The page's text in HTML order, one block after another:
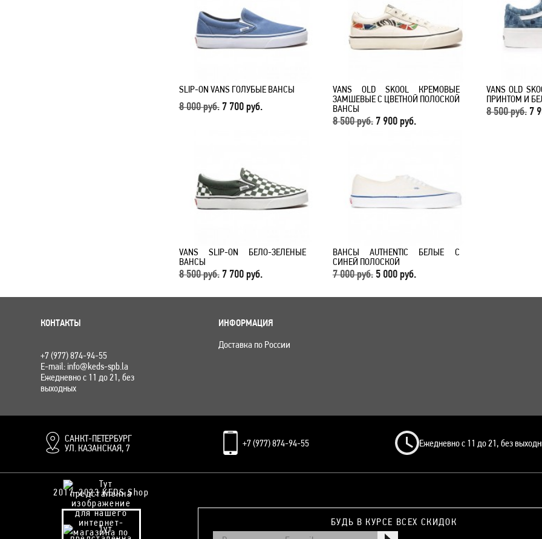
SLIP-ON VANS ГОЛУБЫЕ ВАНСЫ
8 000 руб. 7 700 руб.
VANS OLD SKOOL КРЕМОВЫЕ
ЗАМШЕВЫЕ С ЦВЕТНОЙ ПОЛОСКОЙ
ВАНСЫ
8 500 руб. 7 900 руб.
VANS OLD
ПРИНТОМ И
8 500 руб. 7
VANS SLIP-ON БЕЛО-ЗЕЛЕНЫЕ
ВАНСЫ
8 500 руб. 7 700 руб.
ВАНСЫ AUTHENTIC БЕЛЫЕ С
СИНЕЙ ПОЛОСКОЙ
7 000 руб. 5 000 руб.
КОНТАКТЫ
+7 (977) 874-94-55
E-mail: info@keds-spb.la
Ежедневно с 11 до 21, без
выходных
ИНФОРМАЦИЯ
Доставка по России
САНКТ-ПЕТЕРБУРГ
УЛ. КАЗАНСКАЯ, 7
+7 (977) 874-94-55 Ежедневно с 11 до 21, без
2017-2023 KEDS Shop
БУДЬ В КУРСЕ ВСЕХ СКИДОК